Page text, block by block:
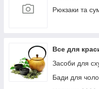
Рюкзаки та
Все для
Засоби для
Бади для